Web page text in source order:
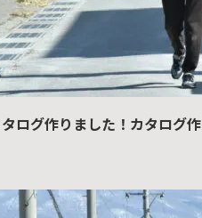
ログ作りました！カタログ